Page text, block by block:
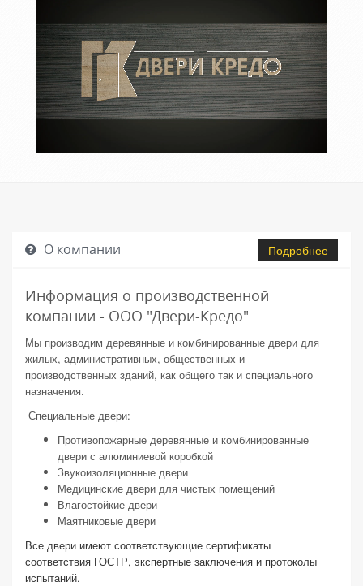
О компании Подробнее
Информация о производственной
компании - ООО "Двери-Кредо"
Мы производим деревянные и комбинированные двери для
жилых, административных, общественных и
производственных зданий, как общего так и специального
назначения.
Специальные двери:
Противопожарные деревянные и комбинированные
двери с алюминиевой коробкой
Звукоизоляционные двери
Медицинские двери для чистых помещений
Влагостойкие двери
Маятниковые двери
Все двери имеют соответствующие сертификаты
соответствия ГОСТР, экспертные заключения и протоколы
испытаний.